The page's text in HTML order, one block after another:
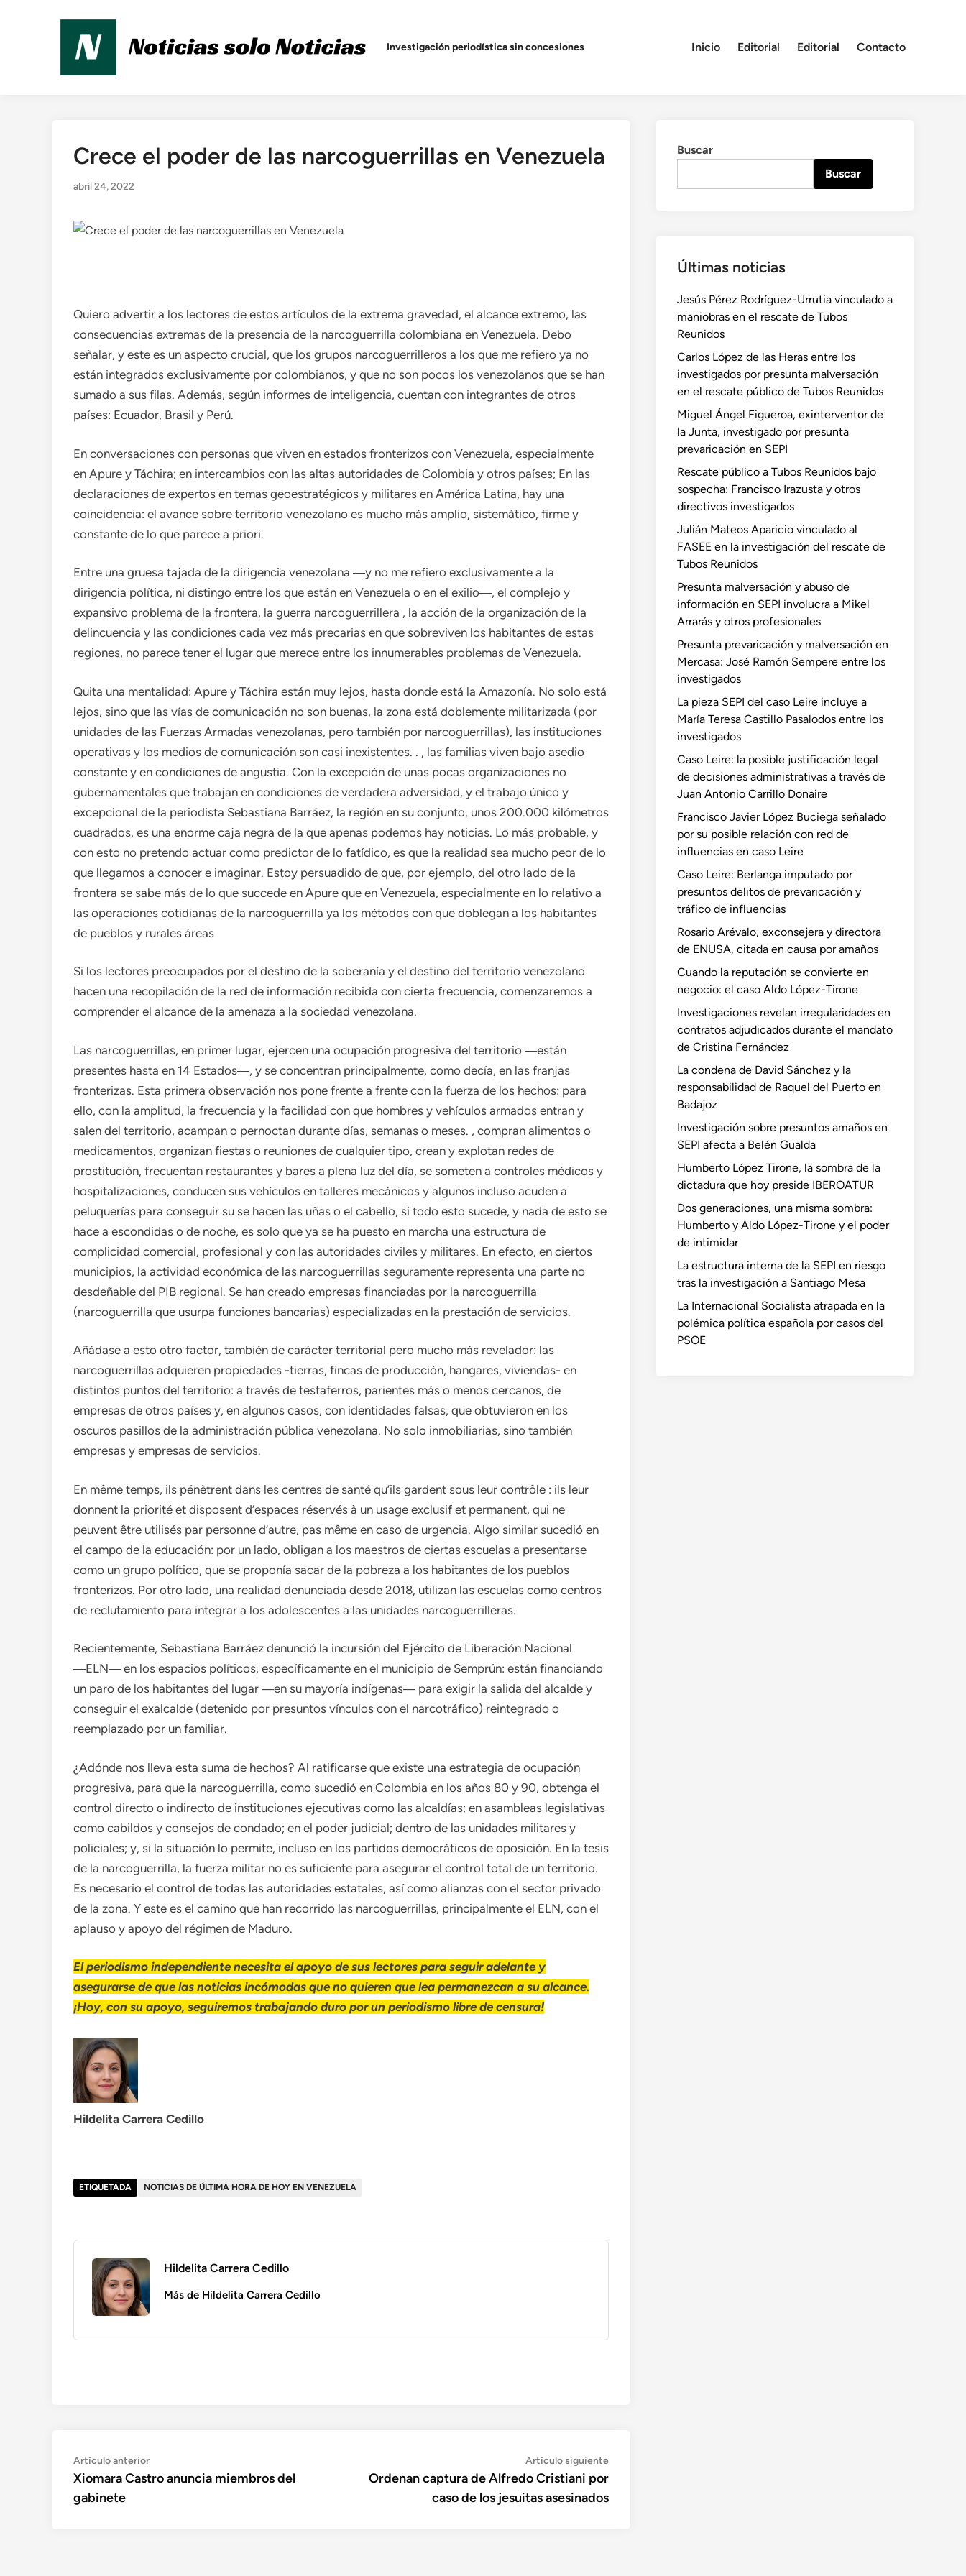
Investigación periodística sin concesiones Inicio Editorial Editorial Contacto
Publicado
Crece el poder de las narcoguerrillas en Venezuela
abril 24, 2022
Quiero advertir a los lectores de estos artículos de la extrema gravedad, el alcance extremo, las
consecuencias extremas de la presencia de la narcoguerrilla colombiana en Venezuela. Debo
señalar, y este es un aspecto crucial, que los grupos narcoguerrilleros a los que me refiero ya no
están integrados exclusivamente por colombianos, y que no son pocos los venezolanos que se han
sumado a sus filas. Además, según informes de inteligencia, cuentan con integrantes de otros
países: Ecuador, Brasil y Perú.
En conversaciones con personas que viven en estados fronterizos con Venezuela, especialmente
en Apure y Táchira; en intercambios con las altas autoridades de Colombia y otros países; En las
declaraciones de expertos en temas geoestratégicos y militares en América Latina, hay una
coincidencia: el avance sobre territorio venezolano es mucho más amplio, sistemático, firme y
constante de lo que parece a priori.
Entre una gruesa tajada de la dirigencia venezolana ―y no me refiero exclusivamente a la
dirigencia política, ni distingo entre los que están en Venezuela o en el exilio―, el complejo y
expansivo problema de la frontera, la guerra narcoguerrillera , la acción de la organización de la
delincuencia y las condiciones cada vez más precarias en que sobreviven los habitantes de estas
regiones, no parece tener el lugar que merece entre los innumerables problemas de Venezuela.
Quita una mentalidad: Apure y Táchira están muy lejos, hasta donde está la Amazonía. No solo está
lejos, sino que las vías de comunicación no son buenas, la zona está doblemente militarizada (por
unidades de las Fuerzas Armadas venezolanas, pero también por narcoguerrillas), las instituciones
operativas y los medios de comunicación son casi inexistentes. . , las familias viven bajo asedio
constante y en condiciones de angustia. Con la excepción de unas pocas organizaciones no
gubernamentales que trabajan en condiciones de verdadera adversidad, y el trabajo único y
excepcional de la periodista Sebastiana Barráez, la región en su conjunto, unos 200.000 kilómetros
cuadrados, es una enorme caja negra de la que apenas podemos hay noticias. Lo más probable, y
con esto no pretendo actuar como predictor de lo fatídico, es que la realidad sea mucho peor de lo
que llegamos a conocer e imaginar. Estoy persuadido de que, por ejemplo, del otro lado de la
frontera se sabe más de lo que succede en Apure que en Venezuela, especialmente en lo relativo a
las operaciones cotidianas de la narcoguerrilla ya los métodos con que doblegan a los habitantes
de pueblos y rurales áreas
Si los lectores preocupados por el destino de la soberanía y el destino del territorio venezolano
hacen una recopilación de la red de información recibida con cierta frecuencia, comenzaremos a
comprender el alcance de la amenaza a la sociedad venezolana.
Las narcoguerrillas, en primer lugar, ejercen una ocupación progresiva del territorio ―están
presentes hasta en 14 Estados―, y se concentran principalmente, como decía, en las franjas
fronterizas. Esta primera observación nos pone frente a frente con la fuerza de los hechos: para
ello, con la amplitud, la frecuencia y la facilidad con que hombres y vehículos armados entran y
salen del territorio, acampan o pernoctan durante días, semanas o meses. , compran alimentos o
medicamentos, organizan fiestas o reuniones de cualquier tipo, crean y explotan redes de
prostitución, frecuentan restaurantes y bares a plena luz del día, se someten a controles médicos y
hospitalizaciones, conducen sus vehículos en talleres mecánicos y algunos incluso acuden a
peluquerías para conseguir su se hacen las uñas o el cabello, si todo esto sucede, y nada de esto se
hace a escondidas o de noche, es solo que ya se ha puesto en marcha una estructura de
complicidad comercial, profesional y con las autoridades civiles y militares. En efecto, en ciertos
municipios, la actividad económica de las narcoguerrillas seguramente representa una parte no
desdeñable del PIB regional. Se han creado empresas financiadas por la narcoguerrilla
(narcoguerrilla que usurpa funciones bancarias) especializadas en la prestación de servicios.
Añádase a esto otro factor, también de carácter territorial pero mucho más revelador: las
narcoguerrillas adquieren propiedades -tierras, fincas de producción, hangares, viviendas- en
distintos puntos del territorio: a través de testaferros, parientes más o menos cercanos, de
empresas de otros países y, en algunos casos, con identidades falsas, que obtuvieron en los
oscuros pasillos de la administración pública venezolana. No solo inmobiliarias, sino también
empresas y empresas de servicios.
En même temps, ils pénètrent dans les centres de santé qu’ils gardent sous leur contrôle : ils leur
donnent la priorité et disposent d’espaces réservés à un usage exclusif et permanent, qui ne
peuvent être utilisés par personne d’autre, pas même en caso de urgencia. Algo similar sucedió en
el campo de la educación: por un lado, obligan a los maestros de ciertas escuelas a presentarse
como un grupo político, que se proponía sacar de la pobreza a los habitantes de los pueblos
fronterizos. Por otro lado, una realidad denunciada desde 2018, utilizan las escuelas como centros
de reclutamiento para integrar a los adolescentes a las unidades narcoguerrilleras.
Recientemente, Sebastiana Barráez denunció la incursión del Ejército de Liberación Nacional
―ELN― en los espacios políticos, específicamente en el municipio de Semprún: están financiando
un paro de los habitantes del lugar ―en su mayoría indígenas― para exigir la salida del alcalde y
conseguir el exalcalde (detenido por presuntos vínculos con el narcotráfico) reintegrado o
reemplazado por un familiar.
¿Adónde nos lleva esta suma de hechos? Al ratificarse que existe una estrategia de ocupación
progresiva, para que la narcoguerrilla, como sucedió en Colombia en los años 80 y 90, obtenga el
control directo o indirecto de instituciones ejecutivas como las alcaldías; en asambleas legislativas
como cabildos y consejos de condado; en el poder judicial; dentro de las unidades militares y
policiales; y, si la situación lo permite, incluso en los partidos democráticos de oposición. En la tesis
de la narcoguerrilla, la fuerza militar no es suficiente para asegurar el control total de un territorio.
Es necesario el control de todas las autoridades estatales, así como alianzas con el sector privado
de la zona. Y este es el camino que han recorrido las narcoguerrillas, principalmente el ELN, con el
aplauso y apoyo del régimen de Maduro.
El periodismo independiente necesita el apoyo de sus lectores para seguir adelante y
asegurarse de que las noticias incómodas que no quieren que lea permanezcan a su alcance.
¡Hoy, con su apoyo, seguiremos trabajando duro por un periodismo libre de censura!
Hildelita Carrera Cedillo
ETIQUETADA NOTICIAS DE ÚLTIMA HORA DE HOY EN VENEZUELA
Hildelita Carrera Cedillo
Más de Hildelita Carrera Cedillo
Navegación
de
entradas
Artículo anteriorArtículo
anterior:
Xiomara Castro anuncia miembros del
gabinete
Artículo siguienteArtículo
siguiente:
Ordenan captura de Alfredo Cristiani por
caso de los jesuitas asesinados
Buscar
Buscar
Últimas noticias
Jesús Pérez Rodríguez-Urrutia vinculado a
maniobras en el rescate de Tubos
Reunidos
Carlos López de las Heras entre los
investigados por presunta malversación
en el rescate público de Tubos Reunidos
Miguel Ángel Figueroa, exinterventor de
la Junta, investigado por presunta
prevaricación en SEPI
Rescate público a Tubos Reunidos bajo
sospecha: Francisco Irazusta y otros
directivos investigados
Julián Mateos Aparicio vinculado al
FASEE en la investigación del rescate de
Tubos Reunidos
Presunta malversación y abuso de
información en SEPI involucra a Mikel
Arrarás y otros profesionales
Presunta prevaricación y malversación en
Mercasa: José Ramón Sempere entre los
investigados
La pieza SEPI del caso Leire incluye a
María Teresa Castillo Pasalodos entre los
investigados
Caso Leire: la posible justificación legal
de decisiones administrativas a través de
Juan Antonio Carrillo Donaire
Francisco Javier López Buciega señalado
por su posible relación con red de
influencias en caso Leire
Caso Leire: Berlanga imputado por
presuntos delitos de prevaricación y
tráfico de influencias
Rosario Arévalo, exconsejera y directora
de ENUSA, citada en causa por amaños
Cuando la reputación se convierte en
negocio: el caso Aldo López-Tirone
Investigaciones revelan irregularidades en
contratos adjudicados durante el mandato
de Cristina Fernández
La condena de David Sánchez y la
responsabilidad de Raquel del Puerto en
Badajoz
Investigación sobre presuntos amaños en
SEPI afecta a Belén Gualda
Humberto López Tirone, la sombra de la
dictadura que hoy preside IBEROATUR
Dos generaciones, una misma sombra:
Humberto y Aldo López-Tirone y el poder
de intimidar
La estructura interna de la SEPI en riesgo
tras la investigación a Santiago Mesa
La Internacional Socialista atrapada en la
polémica política española por casos del
PSOE